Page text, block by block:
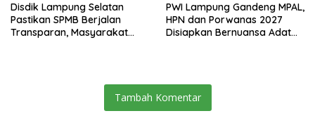
Disdik Lampung Selatan
Pastikan SPMB Berjalan
Transparan, Masyarakat
PWI Lampung Gandeng MPAL,
HPN dan Porwanas 2027
Disiapkan Bernuansa Adat
Tambah Komentar